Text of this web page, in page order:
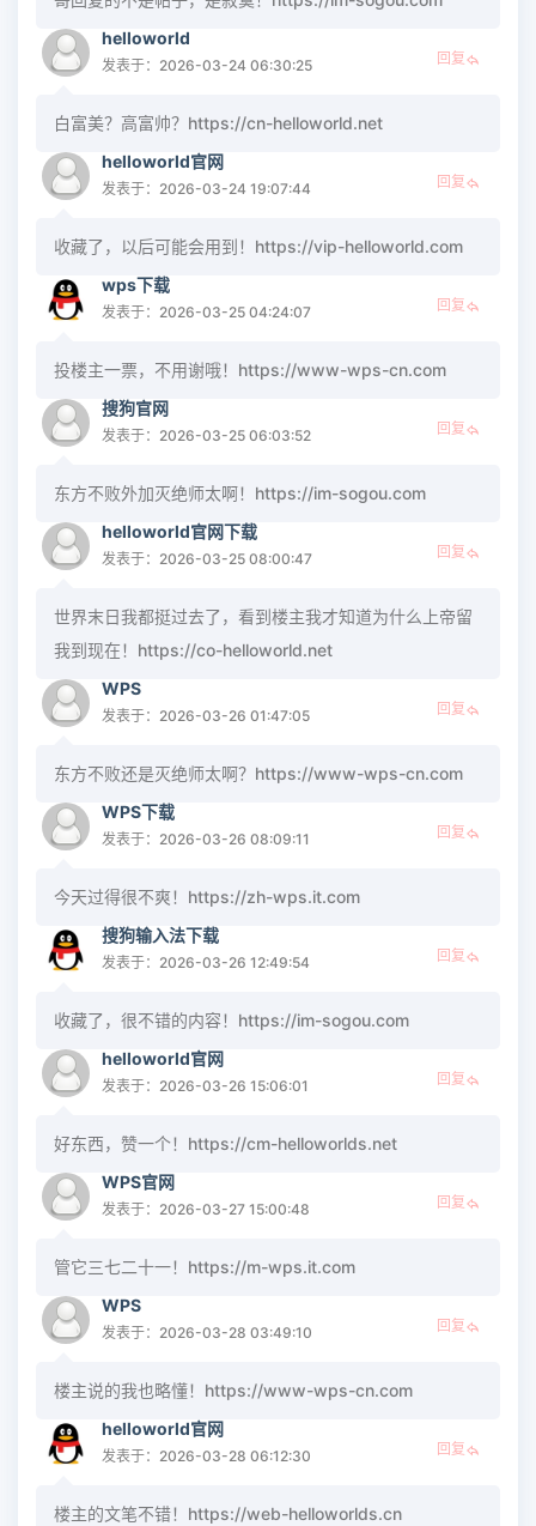
helloworld
发表于：2026-03-24 06:30:25 回复
白富美？高富帅？https://cn-helloworld.net
helloworld官网
发表于：2026-03-24 19:07:44 回复
收藏了，以后可能会用到！https://vip-helloworld.com
wps下载
发表于：2026-03-25 04:24:07 回复
投楼主一票，不用谢哦！https://www-wps-cn.com
搜狗官网
发表于：2026-03-25 06:03:52 回复
东方不败外加灭绝师太啊！https://im-sogou.com
helloworld官网下载
发表于：2026-03-25 08:00:47 回复
世界末日我都挺过去了，看到楼主我才知道为什么上帝留
我到现在！https://co-helloworld.net
WPS
发表于：2026-03-26 01:47:05 回复
东方不败还是灭绝师太啊？https://www-wps-cn.com
WPS下载
发表于：2026-03-26 08:09:11 回复
今天过得很不爽！https://zh-wps.it.com
搜狗输入法下载
发表于：2026-03-26 12:49:54 回复
收藏了，很不错的内容！https://im-sogou.com
helloworld官网
发表于：2026-03-26 15:06:01 回复
好东西，赞一个！https://cm-helloworlds.net
WPS官网
发表于：2026-03-27 15:00:48 回复
管它三七二十一！https://m-wps.it.com
WPS
发表于：2026-03-28 03:49:10 回复
楼主说的我也略懂！https://www-wps-cn.com
helloworld官网
发表于：2026-03-28 06:12:30 回复
楼主的文笔不错！https://web-helloworlds.cn